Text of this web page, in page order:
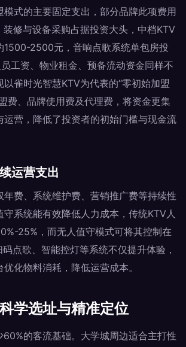
模式的主要固定支出，部分品牌此项费用
修与设备采购占据投资大头，中档KTV
1500-2500元，音响点歌系统单包房投
工资、物业租金、预备流动资金同样不
雀时光智慧KTV为代表的“零初始加盟
费、品牌使用费及代理费，将资金更集
运营，降低了投资者的初始门槛与现金流
运营支出
年费、系统维护费、营销推广费等持续性
系统能有效降低人力成本，传统KTV人
25%，而无人值守模式可将其控制在
点歌、智能控灯等系统不仅提升体验，
化物料消耗，降低运营成本。
学选址与精准定位
的客流基础。大学城周边适合主打性